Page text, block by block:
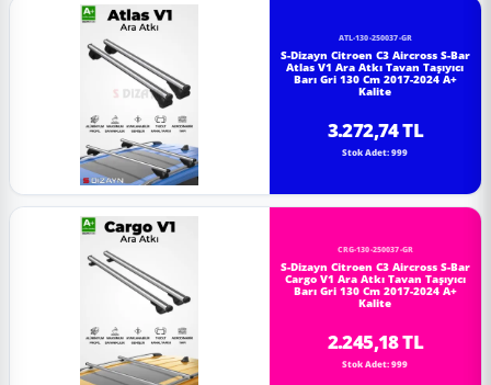
ATL-130-250037-GR
S-Dizayn Citroen C3 Aircross S-Bar
Atlas V1 Ara Atkı Tavan Taşıyıcı
Barı Gri 130 Cm 2017-2024 A+
Kalite
3.272,74 TL
Stok Adet: 999
CRG-130-250037-GR
S-Dizayn Citroen C3 Aircross S-Bar
Cargo V1 Ara Atkı Tavan Taşıyıcı
Barı Gri 130 Cm 2017-2024 A+
Kalite
2.245,18 TL
Stok Adet: 999